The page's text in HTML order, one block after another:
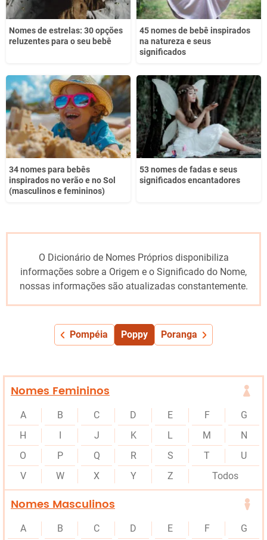
Nomes de estrelas: 30 opções
reluzentes para o seu bebê
45 nomes de bebê inspirados
na natureza e seus
significados
34 nomes para bebês
inspirados no verão e no Sol
(masculinos e femininos)
53 nomes de fadas e seus
significados encantadores
O Dicionário de Nomes Próprios disponibiliza
informações sobre a Origem e o Significado do Nome,
nossas informações são atualizadas constantemente.
Pompéia Poppy Poranga
Nomes Femininos
A B C D E F
G
H
J K L M
N
O
P Q R S T
U
V
W X Y Z Todos
Nomes Masculinos
A B C D E F
G